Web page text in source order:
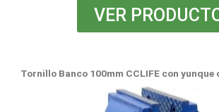
VER
Tornillo Banco 100mm CCLIFE con